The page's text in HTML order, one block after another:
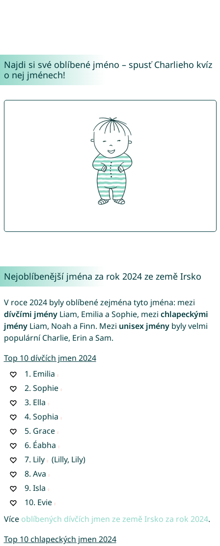
Najdi si své oblíbené jméno – spusť Charlieho kvíz
o nej jménech!
Nejoblíbenější jména za rok 2024 ze země Irsko
V roce 2024 byly oblíbené zejména tyto jména: mezi
dívčími jményLiam, Emilia a Sophie, mezi chlapeckými
jményLiam, Noah a Finn. Mezi unisex jménybyly velmi
populární Charlie, Erin a Sam.
Top 10 dívčích jmen 2024
1. Emilia
2. Sophie
3. Ella
4. Sophia
5. Grace
6. Éabha
7. Lily
(Lilly, Lily)
8. Ava
9. Isla
10. Evie
Více oblíbených dívčích jmen ze země Irsko za rok 2024.
Top 10 chlapeckých jmen 2024